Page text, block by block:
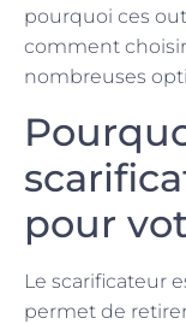
pourquoi ces
comment
nombreuses
pour
Le scarificateur
permet de